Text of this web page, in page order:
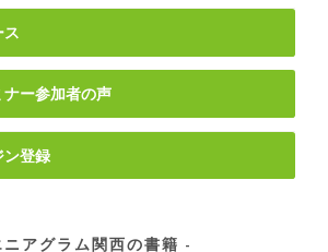
ス
ー参加者の声
ン登録
ニアグラム関西の書籍